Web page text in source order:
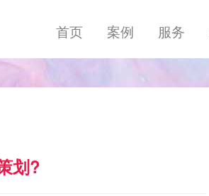
首页 案例 服务
划?